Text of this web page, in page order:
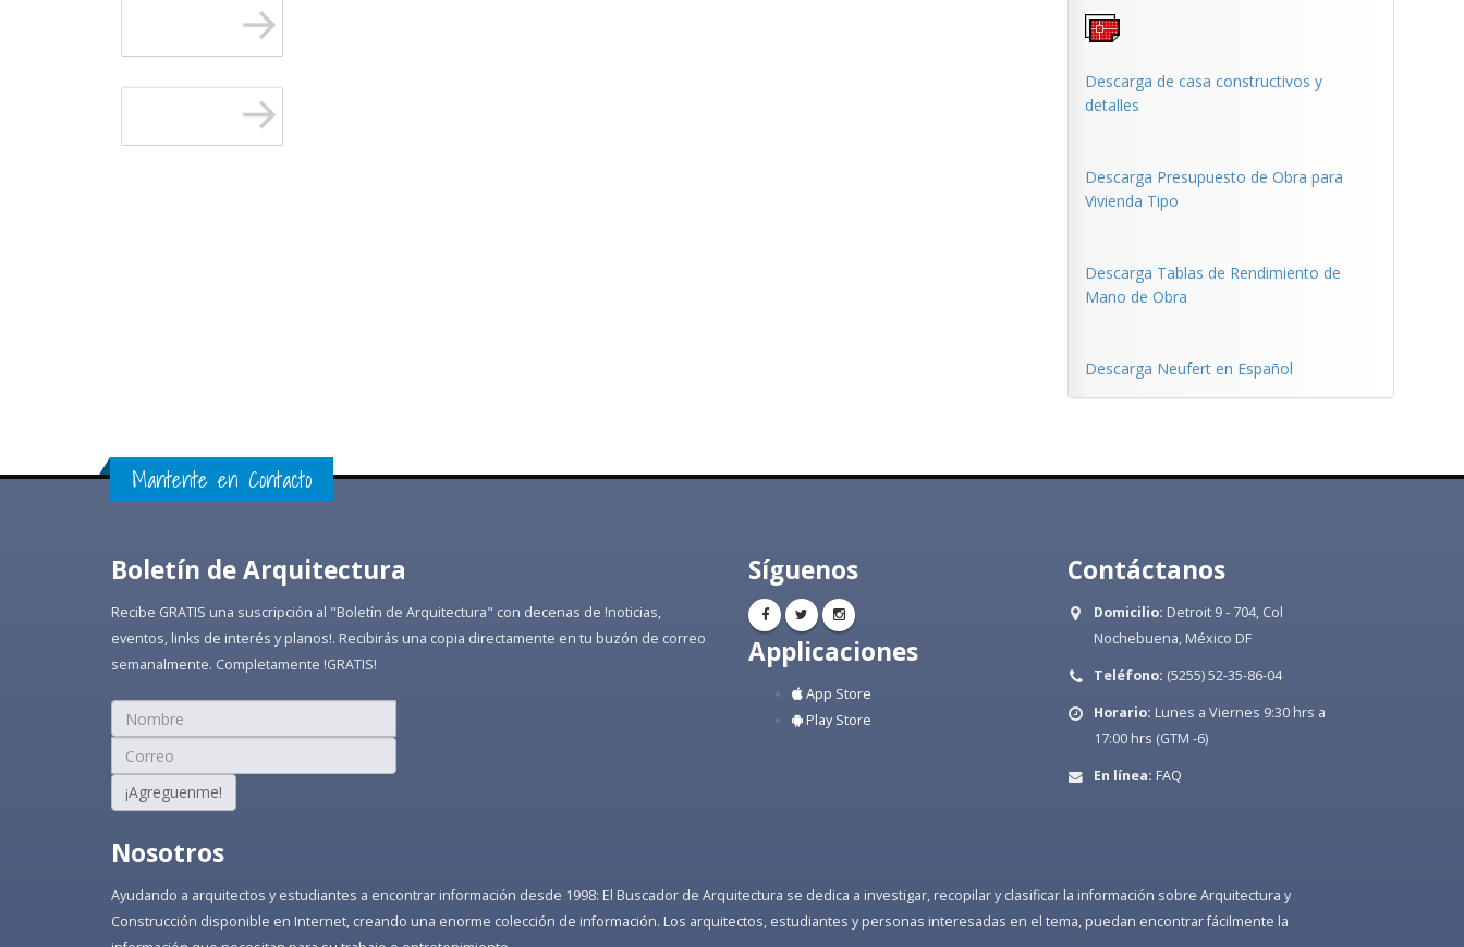
Descarga de casa constructivos y
detalles
Descarga Presupuesto de Obra para
Vivienda Tipo
Descarga Tablas de Rendimiento de
Mano de Obra
Descarga Neufert en Español
Mantente en Contacto
Boletín de Arquitectura
Recibe GRATIS una suscripción al "Boletín de Arquitectura" con decenas de !noticias,
eventos, links de interés y planos!. Recibirás una copia directamente en tu buzón de correo
semanalmente. Completamente !GRATIS!
¡Agreguenme!
Síguenos
Applicaciones
App Store
Play Store
Contáctanos
Domicilio: Detroit 9 - 704, Col
Nochebuena, México DF
Teléfono: (5255) 52-35-86-04
Horario: Lunes a Viernes 9:30 hrs a
17:00 hrs (GTM -6)
En línea: FAQ
Nosotros
Ayudando a arquitectos y estudiantes a encontrar información desde 1998: El Buscador de Arquitectura se dedica a investigar, recopilar y clasificar la información sobre Arquitectura y
Construcción disponible en Internet, creando una enorme colección de información. Los arquitectos, estudiantes y personas interesadas en el tema, puedan encontrar fácilmente la